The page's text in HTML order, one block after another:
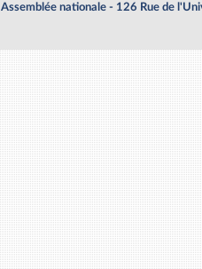
Assemblée nationale - 126 Rue de